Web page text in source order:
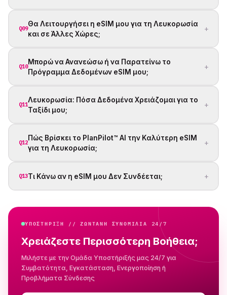
Q09
Θα Λειτουργήσει η eSIM μου για τη Λευκορωσία
και σε Άλλες Χώρες;
+
Q10
Μπορώ να Ανανεώσω ή να Παρατείνω το
Πρόγραμμα Δεδομένων eSIM μου;
+
Q11
Λευκορωσία: Πόσα Δεδομένα Χρειάζομαι για το
Ταξίδι μου;
+
Q12
Πώς Βρίσκει το PlanPilot™ AI την Καλύτερη eSIM
για τη Λευκορωσία;
+
Q13Τι Κάνω αν η eSIM μου Δεν Συνδέεται; +
ΥΠΟΣΤΉΡΙΞΗ // ΖΩΝΤΑΝΗ ΣΥΝΟΜΙΛΙΑ 24/7
Χρειάζεστε Περισσότερη Βοήθεια;
Μιλήστε με την Ομάδα Υποστήριξής μας 24/7 για
Συμβατότητα, Εγκατάσταση, Ενεργοποίηση ή
Προβλήματα Σύνδεσης